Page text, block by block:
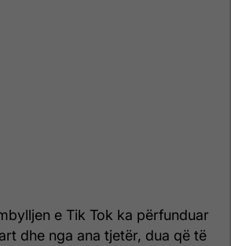
e Tik Tok ka përfunduar
dhe nga ana tjetër, dua që të